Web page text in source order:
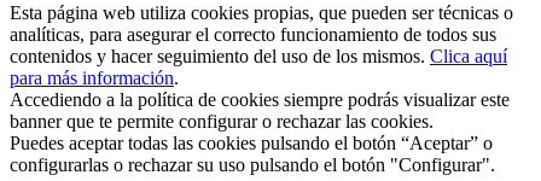
Esta página web utiliza cookies propias, que pueden ser técnicas o
analíticas, para asegurar el correcto funcionamiento de todos sus
contenidos y hacer seguimiento del uso de los mismos. Clica aquí
para más información.
Accediendo a la política de cookies siempre podrás visualizar este
banner que te permite configurar o rechazar las cookies.
Puedes aceptar todas las cookies pulsando el botón “Aceptar” o
configurarlas o rechazar su uso pulsando el botón "Configurar".